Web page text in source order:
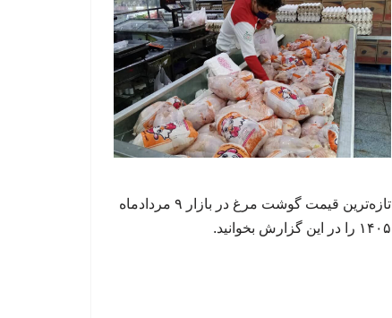
تازه‌ترین قیمت گوشت مرغ در بازار ۹ مردادماه
۱۴۰۵ را در این گزارش بخوانید.